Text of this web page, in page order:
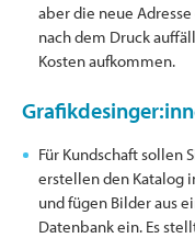
aber die neue
nach dem Druck
Kosten aufkommen.
Für Kundschaft sollen
erstellen den Katalog
und fügen Bilder aus
Datenbank ein. Es